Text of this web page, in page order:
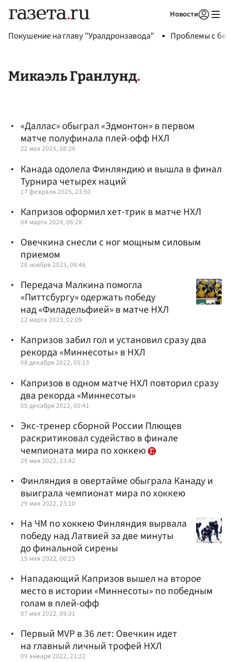
Новости
Покушение на главу "Уралдронзавода" Проблемы с
Микаэль Гранлунд
«Даллас» обыграл «Эдмонтон» в первом
матче полуфинала плей-офф НХЛ
22 мая 2025, 08:26
Канада одолела Финляндию и вышла в финал
Турнира четырех наций
17 февраля 2025, 23:50
Капризов оформил хет-трик в матче НХЛ
04 марта 2024, 06:28
Овечкина снесли с ног мощным силовым
приемом
28 ноября 2023, 08:46
Передача Малкина помогла
«Питтсбургу» одержать победу
над «Филадельфией» в матче НХЛ
12 марта 2023, 02:09
Капризов забил гол и установил сразу два
рекорда «Миннесоты» в НХЛ
08 декабря 2022, 05:13
Капризов в одном матче НХЛ повторил сразу
два рекорда «Миннесоты»
05 декабря 2022, 00:41
Экс-тренер сборной России Плющев
раскритиковал судейство в финале
чемпионата мира по хоккею
29 мая 2022, 23:42
Финляндия в овертайме обыграла Канаду и
выиграла чемпионат мира по хоккею
29 мая 2022, 23:10
На ЧМ по хоккею Финляндия вырвала
победу над Латвией за две минуты
до финальной сирены
15 мая 2022, 00:25
Нападающий Капризов вышел на второе
место в истории «Миннесоты» по победным
голам в плей-офф
07 мая 2022, 09:31
Первый MVP в 36 лет: Овечкин идет
на главный личный трофей НХЛ
09 января 2022, 21:22